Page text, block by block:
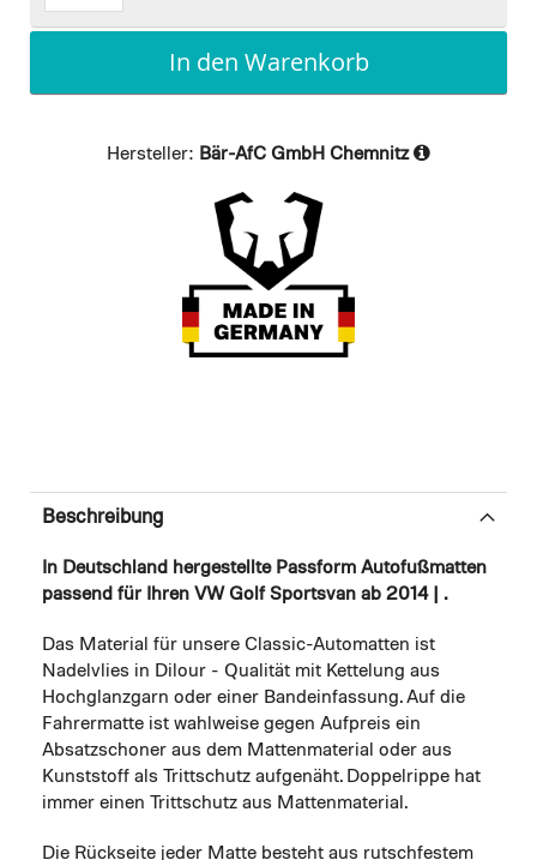
In den Warenkorb
Hersteller: Bär-AfC GmbH Chemnitz
Beschreibung
In Deutschland hergestellte Passform Autofußmatten
passend für Ihren VW Golf Sportsvan ab 2014 | .
Das Material für unsere Classic-Automatten ist
Nadelvlies in Dilour - Qualität mit Kettelung aus
Hochglanzgarn oder einer Bandeinfassung. Auf die
Fahrermatte ist wahlweise gegen Aufpreis ein
Absatzschoner aus dem Mattenmaterial oder aus
Kunststoff als Trittschutz aufgenäht. Doppelrippe hat
immer einen Trittschutz aus Mattenmaterial.
Die Rückseite jeder Matte besteht aus rutschfestem